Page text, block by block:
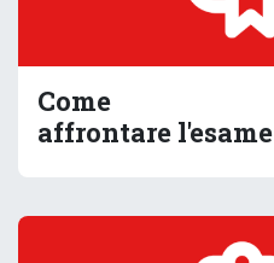
Come
affrontare l'esame